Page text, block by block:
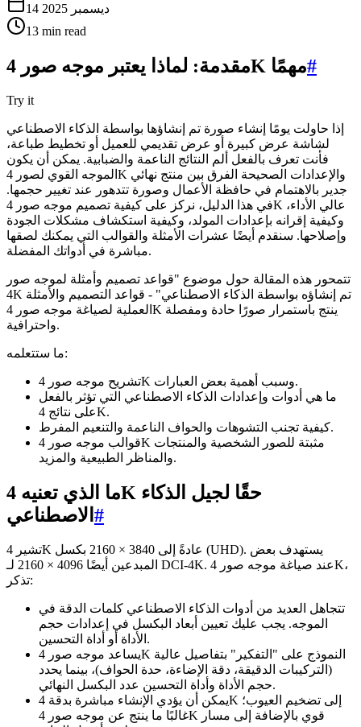
14 ديسمبر 2025
13 min read
مقدمة: لماذا يعتبر موجه صور 4K مهمًا#
Try it
إذا حاولت يومًا إنشاء صورة تم إنشاؤها بواسطة الذكاء الاصطناعي
لشاشة عرض كبيرة أو عرض تقديمي للعميل أو تخطيط طباعة،
فأنت تعرف بالفعل ألم النتائج الناعمة والضبابية. يمكن أن يكون
الموجه القوي لصور 4K والإعدادات الصحيحة الفرق بين منتج نهائي
جدير بالاهتمام في حافظة الأعمال وصورة تتدهور عند تغيير حجمها.
في هذا الدليل، نركز على كيفية تصميم موجه صور 4K عالي الأداء،
وكيفية إقرانه بإعدادات المولد، وكيفية استكشاف مشكلات الجودة
وإصلاحها. سنقدم أيضًا عشرات الأمثلة والقوالب التي يمكنك لصقها
مباشرة في أدواتك المفضلة.
تتمحور هذه المقالة حول موضوع "قواعد تصميم وأمثلة لموجه صور
4K تم إنشاؤه بواسطة الذكاء الاصطناعي" - قواعد التصميم والأمثلة
العملية لصياغة موجه صور 4K ينتج باستمرار صورًا حادة ومفصلة
واحترافية.
ما ستتعلمه:
تشريح موجه صور 4K وسبب أهمية بعض العبارات.
ما هي أدوات وإعدادات الذكاء الاصطناعي التي تؤثر بالفعل
على نتائج 4K.
كيفية تجنب التشوهات والحواف الناعمة والتنعيم المفرط.
قوالب موجه صور 4K مثبتة للصور الشخصية والمنتجات
والمناظر الطبيعية والمزيد.
ما الذي تعنيه 4K حقًا لجيل الذكاء
الاصطناعي #
تشير 4K عادةً إلى 3840 × 2160 بكسل (UHD). يستهدف بعض
المبدعين أيضًا 4096 × 2160 لـ DCI-4K. عند صياغة موجه صور 4K،
تذكر:
تتجاهل العديد من أدوات الذكاء الاصطناعي كلمات الدقة في
الموجه. يجب عليك تعيين أبعاد البكسل في إعدادات حجم
الأداة أو أداة التحسين.
يساعد موجه صور 4K النموذج على "التفكير" بتفاصيل عالية
(التركيبات الدقيقة، دقة الإضاءة، حدة الحواف)، بينما يحدد
حجم الأداة وأداة التحسين عدد البكسل النهائي.
يمكن أن يؤدي الإنشاء مباشرة بدقة 4K إلى تضخيم العيوب؛
غالبًا ما ينتج عن موجه صور 4K قوي بالإضافة إلى مسار